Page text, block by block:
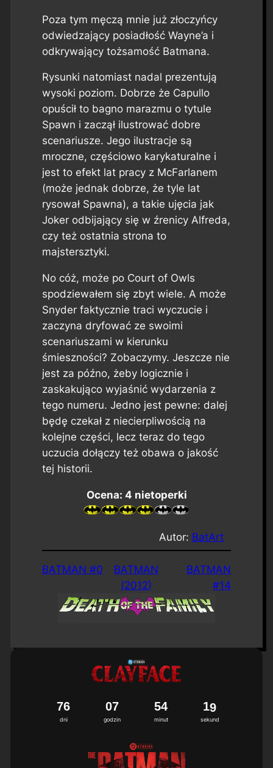
Poza tym męczą mnie już złoczyńcy
odwiedzający posiadłość Wayne’a i
odkrywający tożsamość Batmana.
Rysunki natomiast nadal prezentują
wysoki poziom. Dobrze że Capullo
opuścił to bagno marazmu o tytule
Spawn i zaczął ilustrować dobre
scenariusze. Jego ilustracje są
mroczne, częściowo karykaturalne i
jest to efekt lat pracy z McFarlanem
(może jednak dobrze, że tyle lat
rysował Spawna), a takie ujęcia jak
Joker odbijający się w źrenicy Alfreda,
czy też ostatnia strona to
majstersztyki.
No cóż, może po Court of Owls
spodziewałem się zbyt wiele. A może
Snyder faktycznie traci wyczucie i
zaczyna dryfować ze swoimi
scenariuszami w kierunku
śmieszności? Zobaczymy. Jeszcze nie
jest za późno, żeby logicznie i
zaskakująco wyjaśnić wydarzenia z
tego numeru. Jedno jest pewne: dalej
będę czekał z niecierpliwością na
kolejne części, lecz teraz do tego
uczucia dołączy też obawa o jakość
tej historii.
Ocena: 4 nietoperki
Autor: BatArt
BATMAN #0
BATMAN
(2012)
BATMAN
#14
dni
76
godzin
07
minut
54
sekund
18